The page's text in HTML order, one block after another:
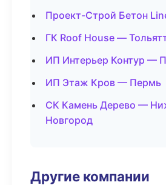
Проект-Строй Бетон
ГК Roof House —
ИП Интерьер Контур —
ИП Этаж Кров — Пермь
СК Камень Дерево —
Новгород
Другие компании